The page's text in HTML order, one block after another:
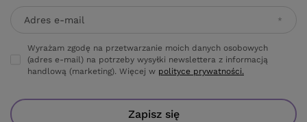
Adres e-mail
Wyrażam zgodę na przetwarzanie moich danych osobowych
(adres e-mail) na potrzeby wysyłki newslettera z informacją
handlową (marketing). Więcej w polityce prywatności.
Zapisz się